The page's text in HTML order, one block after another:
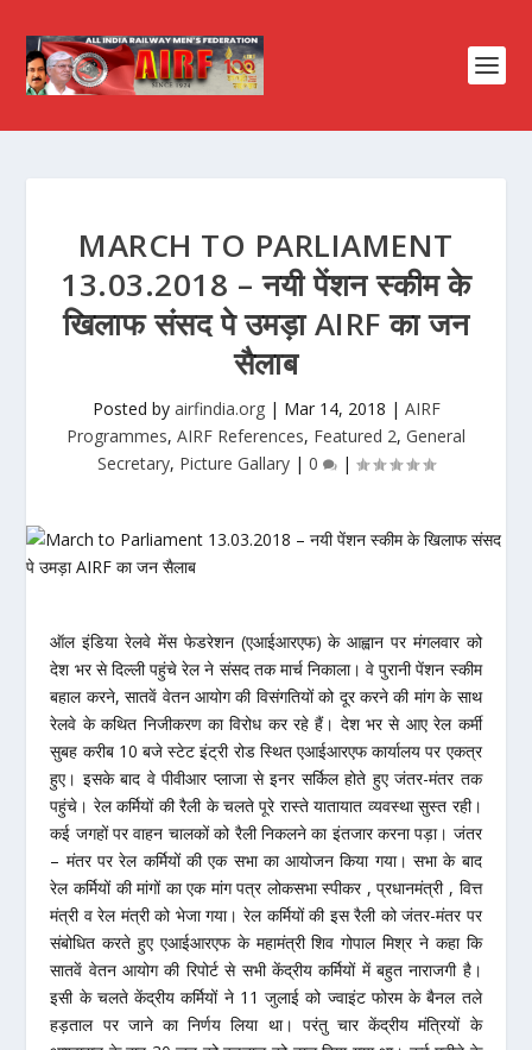
MARCH TO PARLIAMENT
13.03.2018 – नयी पेंशन स्कीम के
खिलाफ संसद पे उमड़ा AIRF का जन
सैलाब
Posted by airfindia.org| Mar 14, 2018 | AIRF
Programmes, AIRF References, Featured 2, General
Secretary, Picture Gallary | 0 |
ऑल इंडिया रेलवे मेंस फेडरेशन (एआईआरएफ) के आह्वान पर मंगलवार को
देश भर से दिल्ली पहुंचे रेल ने संसद तक मार्च निकाला। वे पुरानी पेंशन स्कीम
बहाल करने, सातवें वेतन आयोग की विसंगतियों को दूर करने की मांग के साथ
रेलवे के कथित निजीकरण का विरोध कर रहे हैं। देश भर से आए रेल कर्मी
सुबह करीब 10 बजे स्टेट इंट्री रोड स्थित एआईआरएफ कार्यालय पर एकत्र
हुए। इसके बाद वे पीवीआर प्लाजा से इनर सर्किल होते हुए जंतर-मंतर तक
पहुंचे। रेल कर्मियों की रैली के चलते पूरे रास्ते यातायात व्यवस्था सुस्त रही।
कई जगहों पर वाहन चालकों को रैली निकलने का इंतजार करना पड़ा। जंतर
– मंतर पर रेल कर्मियों की एक सभा का आयोजन किया गया। सभा के बाद
रेल कर्मियों की मांगों का एक मांग पत्र लोकसभा स्पीकर , प्रधानमंत्री , वित्त
मंत्री व रेल मंत्री को भेजा गया। रेल कर्मियों की इस रैली को जंतर-मंतर पर
संबोधित करते हुए एआईआरएफ के महामंत्री शिव गोपाल मिश्र ने कहा कि
सातवें वेतन आयोग की रिपोर्ट से सभी केंद्रीय कर्मियों में बहुत नाराजगी है।
इसी के चलते केंद्रीय कर्मियों ने 11 जुलाई को ज्वाइंट फोरम के बैनल तले
हड़ताल पर जाने का निर्णय लिया था। परंतु चार केंद्रीय मंत्रियों के